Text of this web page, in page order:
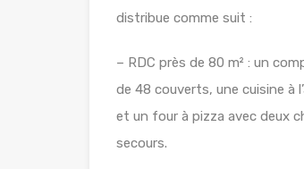
distribue comme suit :
– RDC près de 80 m² : un
de 48 couverts, une cuisine à
et un four à pizza avec deux
secours.